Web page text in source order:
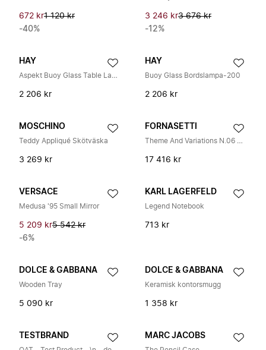
672 kr1 120 kr
-40%
3 246 kr3 676 kr
-12%
HAY
Aspekt Buoy Glass Table Lamp-200
2 206 kr
HAY
Buoy Glass Bordslampa-200
2 206 kr
MOSCHINO
Teddy Appliqué Skötväska
3 269 kr
FORNASETTI
Theme And Variations N.06 Round Tray
17 416 kr
VERSACE
Medusa '95 Small Mirror
5 209 kr5 542 kr
-6%
KARL LAGERFELD
Legend Notebook
713 kr
DOLCE & GABBANA
Wooden Tray
5 090 kr
DOLCE & GABBANA
Keramisk kontorsmugg
1 358 kr
TESTBRAND MARC JACOBS